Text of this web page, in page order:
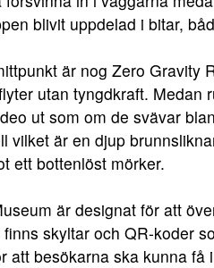
blivit uppdelad i bitar,
är nog Zero Gravity
utan tyngdkraft. Medan
ut som om de svävar
vilket är en djup
ett bottenlöst mörker.
är designat för att
finns skyltar och QR-koder
att besökarna ska kunna få